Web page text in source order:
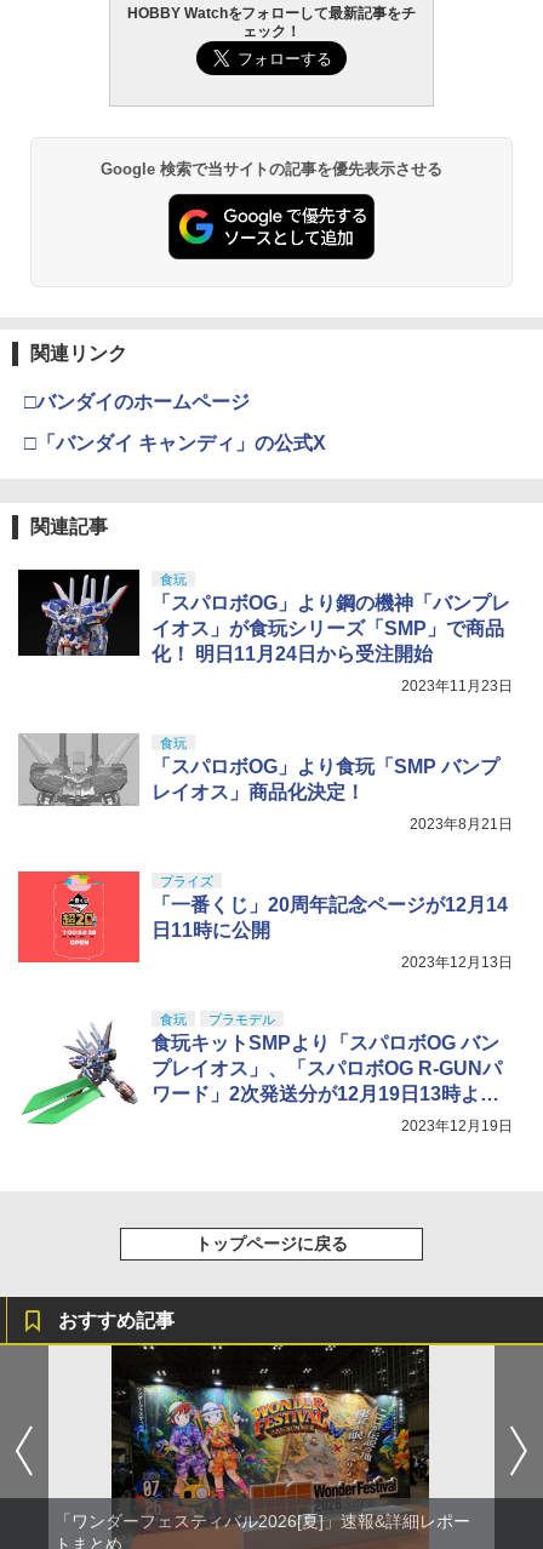
HOBBY Watchをフォローして最新記事をチ
ェック！
Google 検索で当サイトの記事を優先表示させる
関連リンク
□バンダイのホームページ
□「バンダイ キャンディ」の公式X
関連記事
食玩
「スパロボOG」より鋼の機神「バンプレ
イオス」が食玩シリーズ「SMP」で商品
化！ 明日11月24日から受注開始
2023年11月23日
食玩
「スパロボOG」より食玩「SMP バンプ
レイオス」商品化決定！
2023年8月21日
プライズ
「一番くじ」20周年記念ページが12月14
日11時に公開
2023年12月13日
食玩 プラモデル
食玩キットSMPより「スパロボOG バン
プレイオス」、「スパロボOG R-GUNパ
ワード」2次発送分が12月19日13時より
2023年12月19日
トップページに戻る
おすすめ記事
「ワンダーフェスティバル2026[夏]」速報&詳細レポー
トまとめ